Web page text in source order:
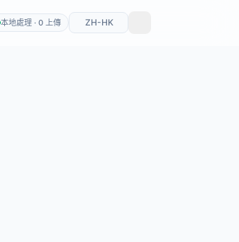
本地處理 · 0 上傳 ZH-HK